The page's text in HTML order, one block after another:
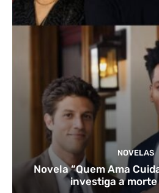
NOVELAS
Novela “Quem Ama
investiga a